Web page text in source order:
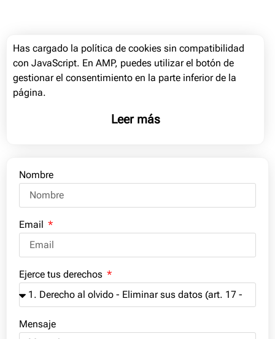
Has cargado la política de cookies sin compatibilidad
con JavaScript. En AMP, puedes utilizar el botón de
gestionar el consentimiento en la parte inferior de la
página.
Leer más
Nombre
Email
Ejerce tus derechos
Mensaje